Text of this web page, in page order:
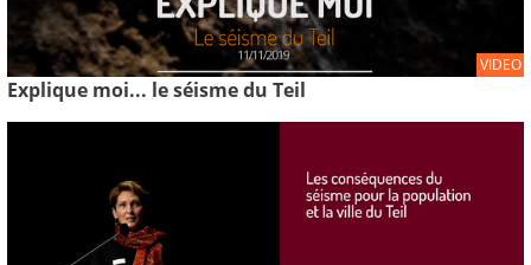
VIDEO
Explique moi... le séisme du Teil